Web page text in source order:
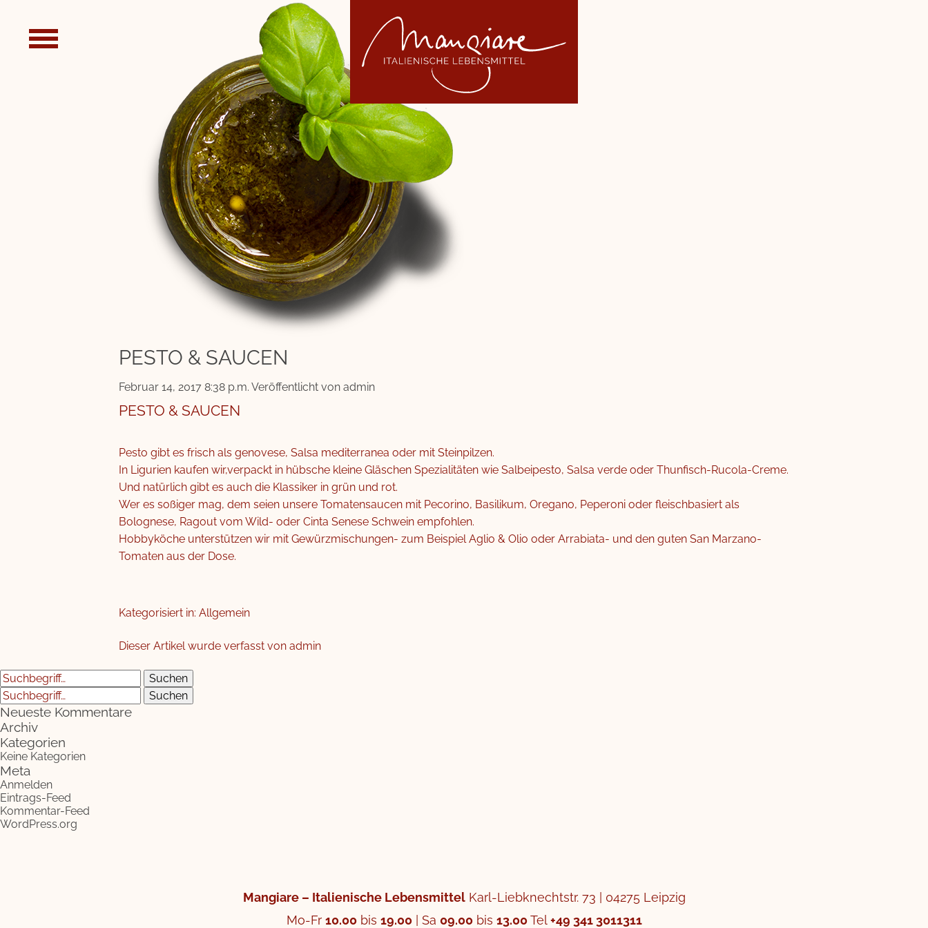
PESTO & SAUCEN
Februar 14, 2017 8:38 p.m. Veröffentlicht von admin
PESTO & SAUCEN
Pesto gibt es frisch als genovese, Salsa mediterranea oder mit Steinpilzen.
In Ligurien kaufen wir,verpackt in hübsche kleine Gläschen Spezialitäten wie Salbeipesto, Salsa verde oder Thunfisch-Rucola-Creme.
Und natürlich gibt es auch die Klassiker in grün und rot.
Wer es soßiger mag, dem seien unsere Tomatensaucen mit Pecorino, Basilikum, Oregano, Peperoni oder fleischbasiert als
Bolognese, Ragout vom Wild- oder Cinta Senese Schwein empfohlen.
Hobbyköche unterstützen wir mit Gewürzmischungen- zum Beispiel Aglio & Olio oder Arrabiata- und den guten San Marzano-
Tomaten aus der Dose.
Kategorisiert in: Allgemein
Dieser Artikel wurde verfasst von admin
Suchen
Suchen
Neueste Kommentare
Archiv
Kategorien
Keine Kategorien
Meta
Anmelden
Eintrags-Feed
Kommentar-Feed
WordPress.org
Mangiare – Italienische LebensmittelKarl-Liebknechtstr. 73 | 04275 Leipzig
Mo-Fr 10.00bis 19.00| Sa 09.00bis 13.00 Tel+49 341 3011311